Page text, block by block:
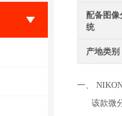
配备图像
统
产地类别
一、
该款微分